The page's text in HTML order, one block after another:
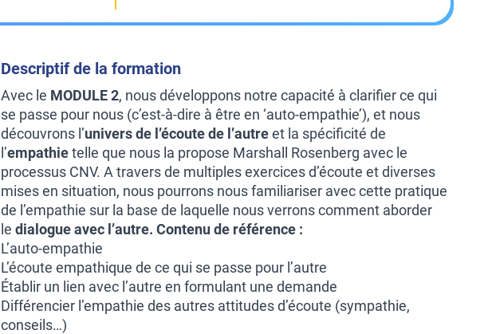
Descriptif de la formation
Avec le MODULE 2, nous développons notre capacité à clarifier ce qui
se passe pour nous (c’est-à-dire à être en ‘auto-empathie’), et nous
découvrons l’univers de l’écoute de l’autreet la spécificité de
l’empathietelle que nous la propose Marshall Rosenberg avec le
processus CNV. A travers de multiples exercices d’écoute et diverses
mises en situation, nous pourrons nous familiariser avec cette pratique
de l’empathie sur la base de laquelle nous verrons comment aborder
le dialogue avec l’autre. Contenu de référence :
L’auto-empathie
L’écoute empathique de ce qui se passe pour l’autre
Établir un lien avec l’autre en formulant une demande
Différencier l’empathie des autres attitudes d’écoute (sympathie,
conseils…)